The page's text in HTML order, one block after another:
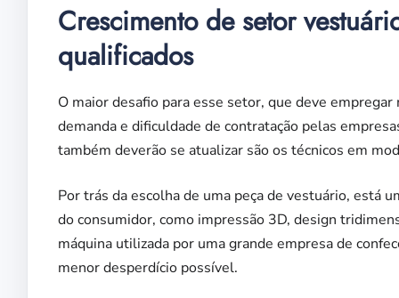
Crescimento de setor
qualificados
O maior desafio para esse setor, que deve
demanda e dificuldade de contratação pelas
também deverão se atualizar são os técnicos em
Por trás da escolha de uma peça de vestuário, está
do consumidor, como impressão 3D, design
máquina utilizada por uma grande empresa de
menor desperdício possível.